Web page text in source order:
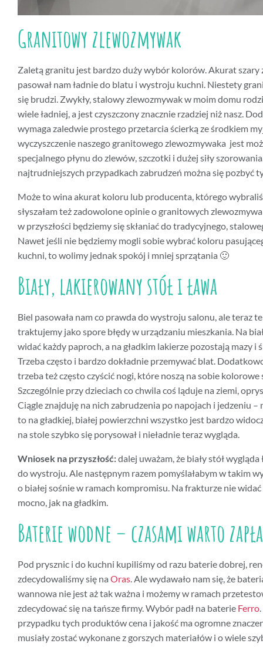
Granitowy zlewozmywak
Zaletą granitu jest bardzo duży wybór kolorów. Akurat szary
pasował nam ładnie do blatu i wystroju kuchni. Niestety
się brudzi. Zwykły, stalowy zlewozmywak w moim domu
wiele ładniej, a jest czyszczony znacznie rzadziej niż nasz.
wymaga zaledwie prostego przetarcia ścierką ze środkiem
wyczyszczenie naszego granitowego zlewozmywaka jest
specjalnego płynu do zlewów, szczotki i dużej siły
najtrudniejszych przypadkach zabrudzeń można się pozbyć
Może to wina akurat koloru lub producenta, którego
słyszałam też zadowolone opinie o granitowych
w przyszłości będziemy się skłaniać do tradycyjnego,
Nawet jeśli nie będziemy mogli sobie wybrać koloru
kuchni, to wolimy jednak spokój i mniej sprzątania 🙂
Biały, lakierowany stół i ława
Biel pasowała nam co prawda do wystroju salonu, ale teraz
traktujemy jako spore błędy w urządzaniu mieszkania. Na
widać każdy paproch, a na gładkim lakierze pozostają mazy i
Trzeba często i bardzo dokładnie przemywać blat.
trzeba też często czyścić nogi, które noszą na sobie kolorowe
Szczególnie przy dzieciach co chwila coś ląduje na ziemi,
Ciągle znajduję na nich zabrudzenia po napojach i jedzeniu –
to na gładkiej, białej powierzchni wszystko jest bardzo
na stole szybko się porysował i nieładnie teraz wygląda.
Wniosek na przyszłość:dalej uważam, że biały stół wygląda
do wystroju. Ale następnym razem pomyślałabym w takim
o białej sośnie w ramach kompromisu. Na frakturze nie
mocno, jak na gładkim.
Baterie wodne – czasami warto
Pod prysznic i do kuchni kupiliśmy od razu baterie dobrej,
zdecydowaliśmy się na Oras . Ale wydawało nam się, że
wannowa nie jest aż tak ważna i możemy w ramach
zdecydować się na tańsze firmy. Wybór padł na baterie Ferro
przypadku tych produktów cena i jakość ma ogromne
musiały zostać wykonane z gorszych materiałów i o wiele